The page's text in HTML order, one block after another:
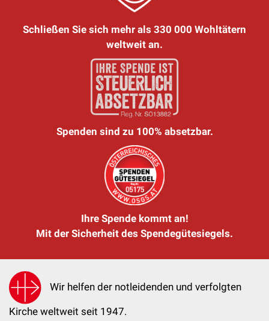
Schließen Sie sich mehr als 330 000 Wohltätern
weltweit an.
Spenden sind zu 100% absetzbar.
Ihre Spende kommt an!
Mit der Sicherheit des Spendegütesiegels.
Wir helfen der notleidenden und verfolgten
Kirche weltweit seit 1947.